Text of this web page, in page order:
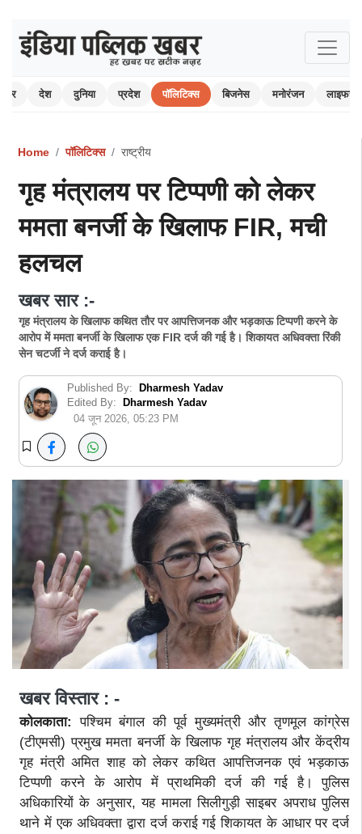
देश दुनिया प्रदेश पॉलिटिक्स बिजनेस मनोरंजन
Home पॉलिटिक्स राष्ट्रीय
गृह मंत्रालय पर टिप्पणी को लेकर
ममता बनर्जी के खिलाफ FIR, मची
हलचल
खबर सार :-
गृह मंत्रालय के खिलाफ कथित तौर पर आपत्तिजनक और भड़काऊ टिप्पणी करने के
आरोप में ममता बनर्जी के खिलाफ एक FIR दर्ज की गई है। शिकायत अधिवक्ता रिंकी
सेन चटर्जी ने दर्ज कराई है।
Published By:
Dharmesh Yadav
Edited By:
Dharmesh Yadav
04 जून 2026, 05:23 PM
खबर विस्तार : -
कोलकाता:पश्चिम बंगाल की पूर्व मुख्यमंत्री और तृणमूल कांग्रेस
(टीएमसी) प्रमुख ममता बनर्जी के खिलाफ गृह मंत्रालय और केंद्रीय
गृह मंत्री अमित शाह को लेकर कथित आपत्तिजनक एवं भड़काऊ
टिप्पणी करने के आरोप में प्राथमिकी दर्ज की गई है। पुलिस
अधिकारियों के अनुसार, यह मामला सिलीगुड़ी साइबर अपराध पुलिस
थाने में एक अधिवक्ता द्वारा दर्ज कराई गई शिकायत के आधार पर दर्ज